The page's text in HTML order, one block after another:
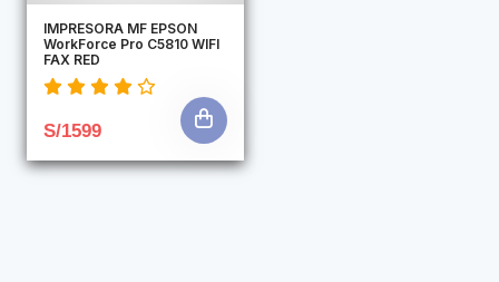
IMPRESORA MF EPSON
WorkForce Pro C5810 WIFI
FAX RED
S/1599